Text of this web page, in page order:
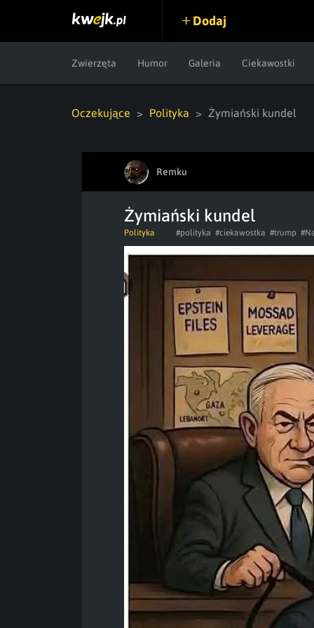
Dodaj
Zwierzęta Humor Galeria Ciekawostki
Oczekujące Polityka Żymiański kundel
Remku
Żymiański kundel
Polityka #polityka #ciekawostka #trump